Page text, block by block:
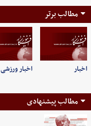
مطالب برتر
اخبار اخبار ورزشی
مطالب پیشنهادی